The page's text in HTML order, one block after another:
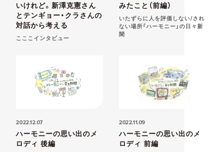
いけれど。新澤克憲さん
とテンギョー・クラさんの
対話から考える
こここインタビュー
みたこと（前編）
いたずらに人を評価しない/され
ない場所「ハーモニー」の日々新
聞
2022.12.07
ハーモニーの思い出のメ
ロディ 後編
2022.11.09
ハーモニーの思い出のメ
ロディ 前編